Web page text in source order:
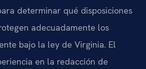
determinar qué disposiciones
adecuadamente los
bajo la ley de Virginia. El
en la redacción de